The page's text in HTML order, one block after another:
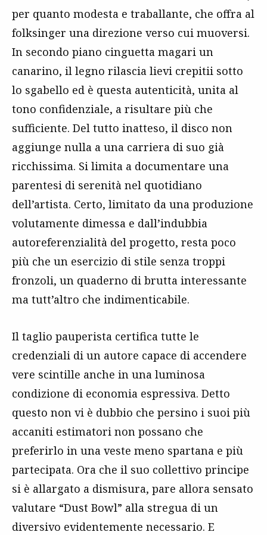
per quanto modesta e traballante, che offra al
folksinger una direzione verso cui muoversi.
In secondo piano cinguetta magari un
canarino, il legno rilascia lievi crepitii sotto
lo sgabello ed è questa autenticità, unita al
tono confidenziale, a risultare più che
sufficiente. Del tutto inatteso, il disco non
aggiunge nulla a una carriera di suo già
ricchissima. Si limita a documentare una
parentesi di serenità nel quotidiano
dell’artista. Certo, limitato da una produzione
volutamente dimessa e dall’indubbia
autoreferenzialità del progetto, resta poco
più che un esercizio di stile senza troppi
fronzoli, un quaderno di brutta interessante
ma tutt’altro che indimenticabile.
Il taglio pauperista certifica tutte le
credenziali di un autore capace di accendere
vere scintille anche in una luminosa
condizione di economia espressiva. Detto
questo non vi è dubbio che persino i suoi più
accaniti estimatori non possano che
preferirlo in una veste meno spartana e più
partecipata. Ora che il suo collettivo principe
si è allargato a dismisura, pare allora sensato
valutare “Dust Bowl” alla stregua di un
diversivo evidentemente necessario. E